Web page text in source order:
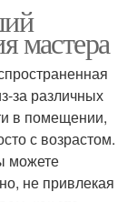
мастера
за различных
в помещении,
с возрастом.
можете
не привлекая